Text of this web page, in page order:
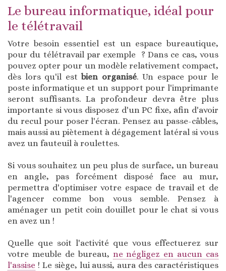
Le bureau informatique, idéal pour
le télétravail
Votre besoin essentiel est un espace bureautique,
pour du télétravail par exemple ? Dans ce cas, vous
pouvez opter pour un modèle relativement compact,
dès lors qu'il estbien organisé. Un espace pour le
poste informatique et un support pour l'imprimante
seront suffisants. La profondeur devra être plus
importante si vous disposez d'un PC fixe, afin d'avoir
du recul pour poser l'écran. Pensez au passe-câbles,
mais aussi au piètement à dégagement latéral si vous
avez un fauteuil à roulettes.
Si vous souhaitez un peu plus de surface, un bureau
en angle, pas forcément disposé face au mur,
permettra d'optimiser votre espace de travail et de
l'agencer comme bon vous semble. Pensez à
aménager un petit coin douillet pour le chat si vous
en avez un !
Quelle que soit l'activité que vous effectuerez sur
votre meuble de bureau, ne négligez en aucun cas
l'assise ! Le siège, lui aussi, aura des caractéristiques